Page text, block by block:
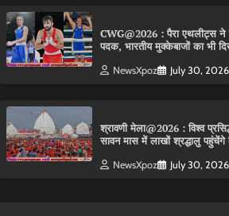
CWG@2026 : पैरा एथलीट्स ने
पदक, भारतीय मुक्केबाजों का भी
NewsXpoz July 30, 2026
श्रावणी मेला@2026 : विश्व
सावन मास में लाखों श्रद्धालु पहुंचेंगे
NewsXpoz July 30, 2026